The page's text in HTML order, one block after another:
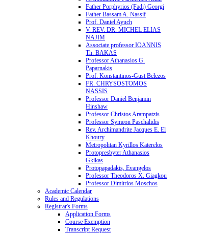
Father Porphyrios (Fadi) Georgi
Father Bassam A. Nassif
Prof. Daniel Ayuch
V. REV. DR. MICHEL ELIAS
NAJIM
Associate professor IOANNIS
Th. BAKAS
Professor Athanasios G.
Paparnakis
Prof. Konstantinos-Gust Belezos
FR. CHRYSOSTOMOS
NASSIS
Professor Daniel Benjamin
Hinshaw
Professor Christos Arampatzis
Professor Symeon Paschalidis
Rev. Archimandrite Jacques E. El
Khoury
Metropolitan Kyrillos Katerelos
Protopresbyter Athanasios
Gkikas
Protopapadakis, Evangelos
Professor Theodoros X. Giagkou
Professor Dimitrios Moschos
Academic Calendar
Rules and Regulations
Registrar's Forms
Application Forms
Course Exemption
Transcript Request